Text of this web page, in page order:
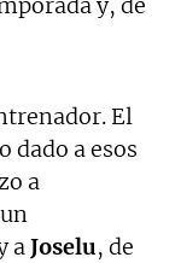
El
dado a esos
a
aJoselu, de